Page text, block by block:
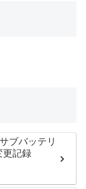
ブバッテリ
更記録